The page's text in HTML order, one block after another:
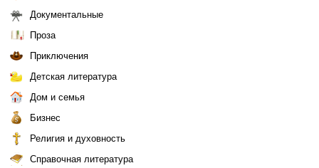
Документальные
Проза
Приключения
Детская литература
Дом и семья
Бизнес
Религия и духовность
Справочная литература